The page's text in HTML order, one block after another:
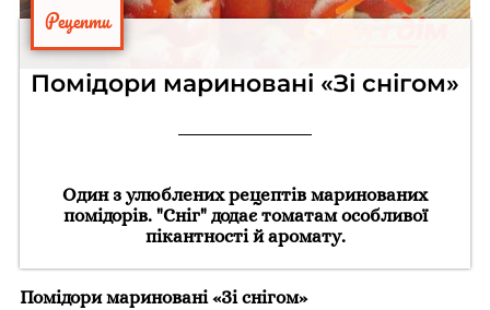
Рецепти
Помідори мариновані «Зі снігом»
Один з улюблених рецептів маринованих
помідорів. "Сніг" додає томатам особливої
пікантності й аромату.
Помідори мариновані «Зі снігом»